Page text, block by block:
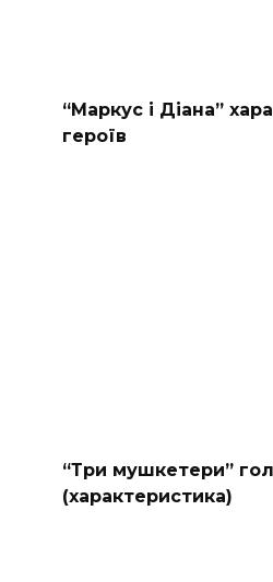
“Маркус і Діана”
героїв
“Три мушкетери”
(характеристика)